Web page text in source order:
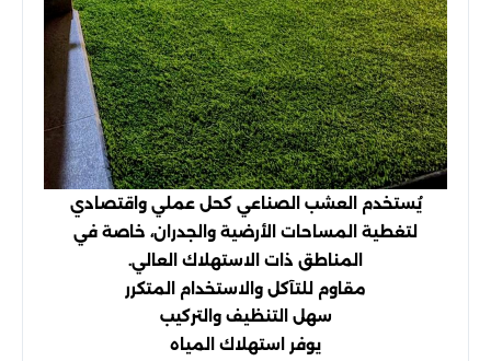
يُستخدم العشب الصناعي كحل عملي واقتصادي
لتغطية المساحات الأرضية والجدران، خاصة في
المناطق ذات الاستهلاك العالي.
مقاوم للتآكل والاستخدام المتكرر
سهل التنظيف والتركيب
يوفر استهلاك المياه